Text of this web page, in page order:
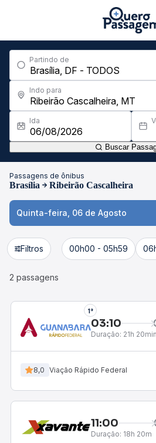
Partindo de
Indo para
Ida
Buscar
Passagens de ônibus
Brasília Ribeirão Cascalheira
Quinta-feira, 06 de Agosto
Filtros 00h00 - 05h59
2 passagens
1°
03:10
Duração: 21h 20min
8,0 Viação Rápido Federal
11:00
Duração: 18h 20m